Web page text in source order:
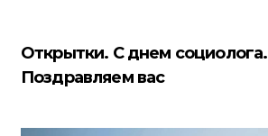
Открытки. С днем социолога.
Поздравляем вас